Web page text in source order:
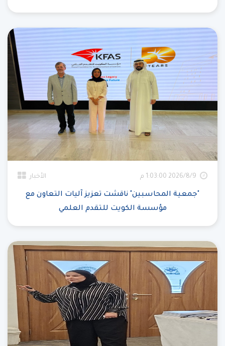
9‏‏/8‏‏/2026 1:03:00 م الأخبار
"جمعية المحاسبين" ناقشت تعزيز آليات التعاون مع
مؤسسة الكويت للتقدم العلمي